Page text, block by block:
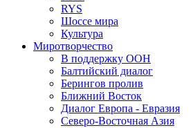
RYS
Шоссе мира
Культура
Миротворчество
В поддержку ООН
Балтийский диалог
Берингов пролив
Ближний Восток
Диалог Европа - Евразия
Северо-Восточная Азия